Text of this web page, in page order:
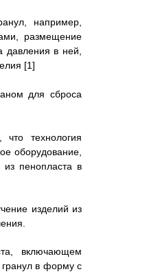
например,
размещение
давления в ней,
[1]
для сброса
что технология
оборудование,
пенопласта в
изделий из
включающем
в форму с